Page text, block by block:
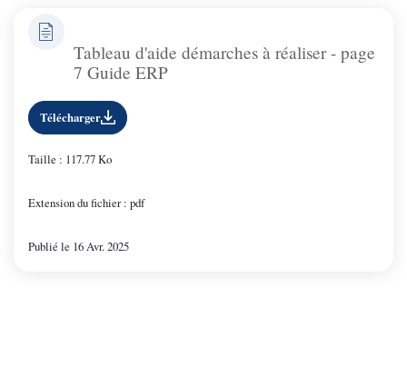
Tableau d'aide démarches à réaliser - page
7 Guide ERP
Télécharger
Taille : 117.77 Ko
Extension du fichier : pdf
Publié le 16 Avr. 2025